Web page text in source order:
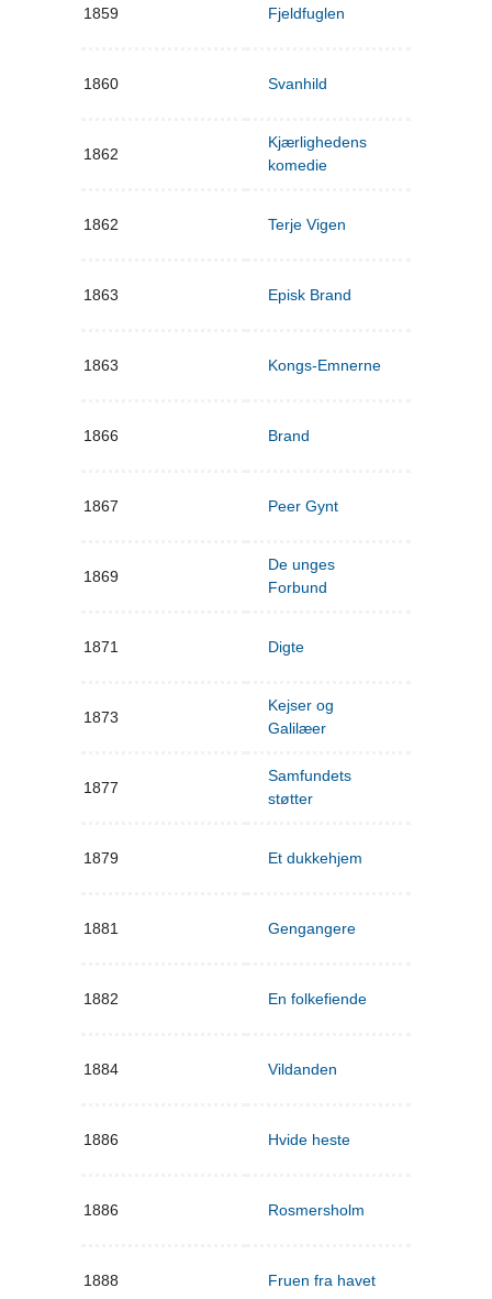
1859 Fjeldfuglen
1860 Svanhild
1862
Kjærlighedens
komedie
1862 Terje Vigen
1863 Episk Brand
1863 Kongs-Emnerne
1866 Brand
1867 Peer Gynt
1869
De unges
Forbund
1871 Digte
1873
Kejser og
Galilæer
1877
Samfundets
støtter
1879 Et dukkehjem
1881 Gengangere
1882 En folkefiende
1884 Vildanden
1886 Hvide heste
1886 Rosmersholm
1888 Fruen fra havet